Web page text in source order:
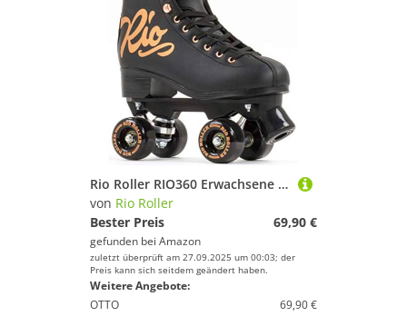
Rio Roller RIO360 Erwachsene Unisex Rosa (Rose Black), 39,5
von Rio Roller
Bester Preis
69,90 €
gefunden bei Amazon
zuletzt überprüft am 27.09.2025 um 00:03; der
Preis kann sich seitdem geändert haben.
Weitere Angebote:
OTTO
69,90 €